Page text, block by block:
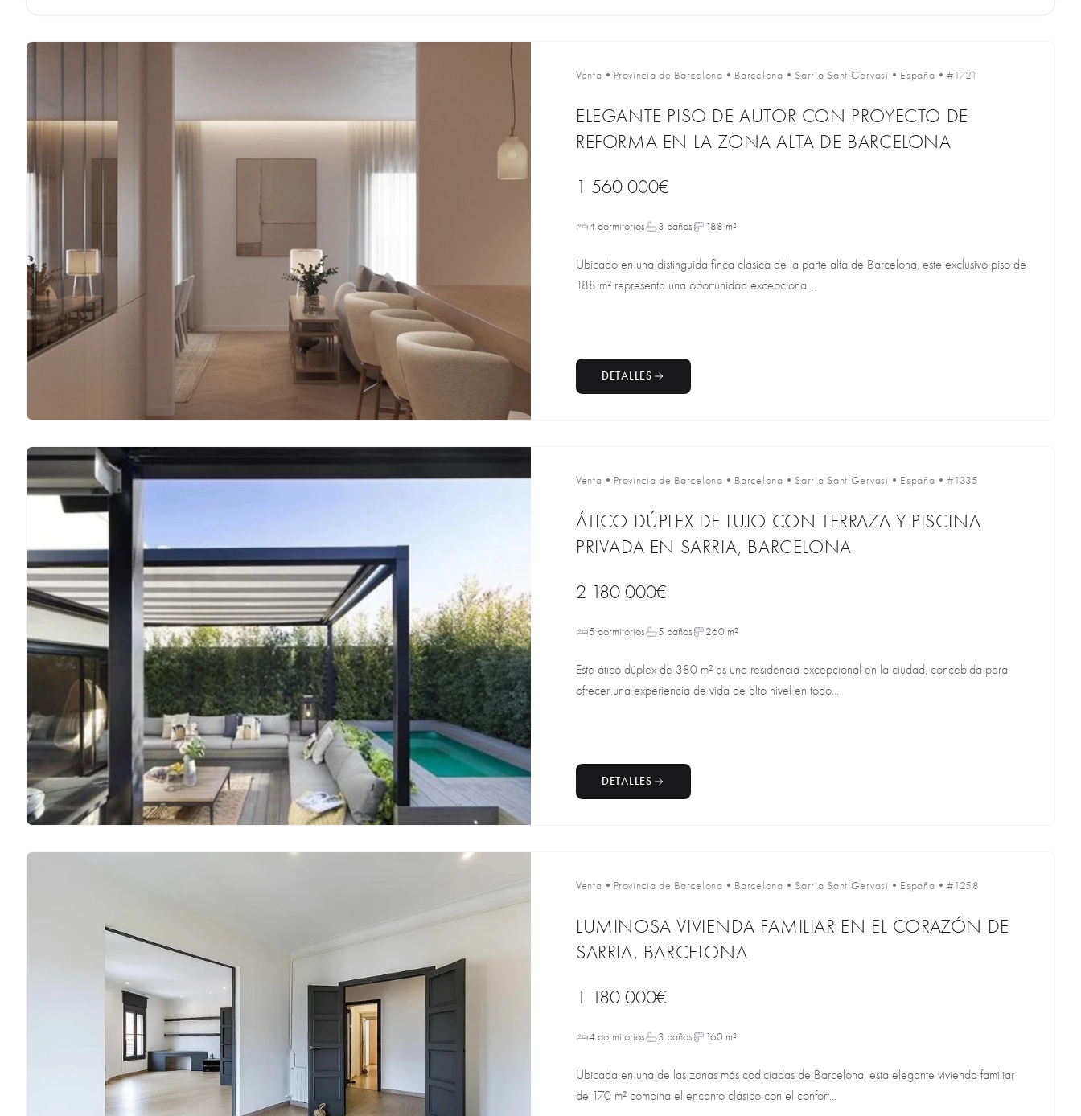
Venta • Provincia de Barcelona • Barcelona • Sarria Sant Gervasi • España •#1721
ELEGANTE PISO DE AUTOR CON PROYECTO DE
REFORMA EN LA ZONA ALTA DE BARCELONA
1 560 000€
4 dormitorios 3 baños 188 m²
Ubicado en una distinguida finca clásica de la parte alta de Barcelona, este exclusivo piso de
188 m² representa una oportunidad excepcional...
DETALLES
Venta • Provincia de Barcelona • Barcelona • Sarria Sant Gervasi • España •#1335
ÁTICO DÚPLEX DE LUJO CON TERRAZA Y PISCINA
PRIVADA EN SARRIA, BARCELONA
2 180 000€
5 dormitorios 5 baños 260 m²
Este ático dúplex de 380 m² es una residencia excepcional en la ciudad, concebida para
ofrecer una experiencia de vida de alto nivel en todo...
DETALLES
Venta • Provincia de Barcelona • Barcelona • Sarria Sant Gervasi • España •#1258
LUMINOSA VIVIENDA FAMILIAR EN EL CORAZÓN DE
SARRIA, BARCELONA
1 180 000€
4 dormitorios 3 baños 160 m²
Ubicada en una de las zonas más codiciadas de Barcelona, esta elegante vivienda familiar
de 170 m² combina el encanto clásico con el confort...